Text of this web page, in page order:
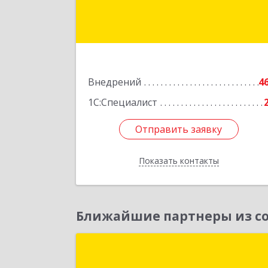
Внедрений
1С:Специалист
Отправить заявку
Показать контакты
Отправить заявку
Назад
Ближайшие партнеры из